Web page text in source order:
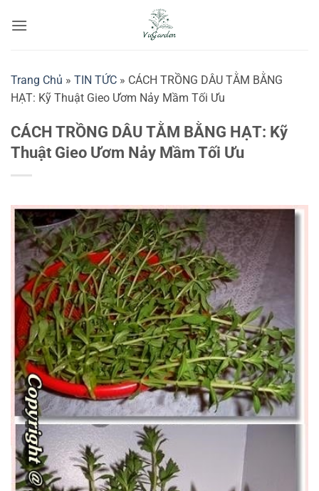
qua
Trang Chủ » TIN TỨC » CÁCH TRỒNG DÂU TẰM BẰNG
HẠT: Kỹ Thuật Gieo Ươm Nảy Mầm Tối Ưu
CÁCH TRỒNG DÂU TẰM BẰNG HẠT: Kỹ
Thuật Gieo Ươm Nảy Mầm Tối Ưu